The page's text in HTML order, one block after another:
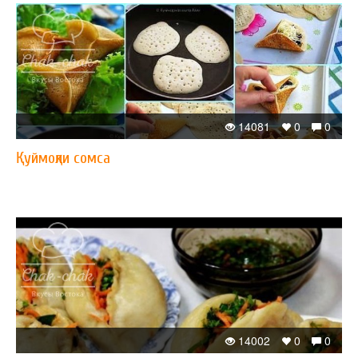
0
0
14081
Қуймоқли сомса
0
0
14002